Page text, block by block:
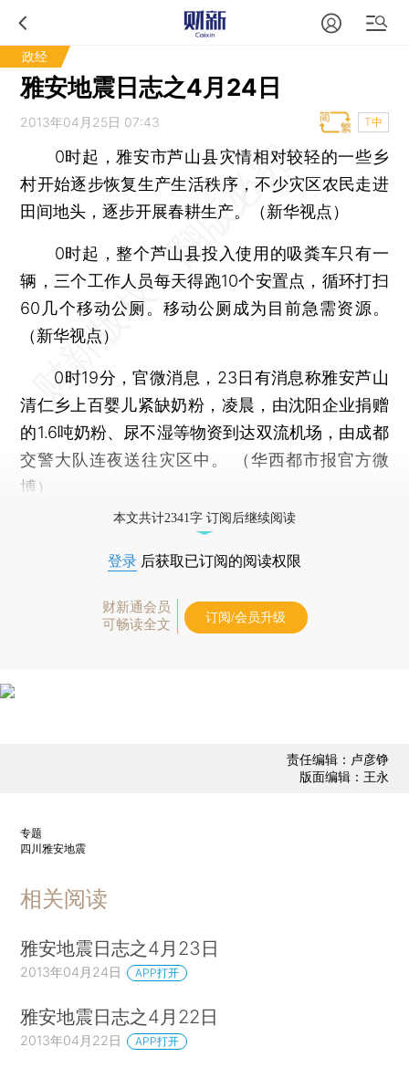
政经
雅安地震日志之4月24日
2013年04月25日 07:43 T中
0时起，雅安市芦山县灾情相对较轻的一些乡
村开始逐步恢复生产生活秩序，不少灾区农民走进
田间地头，逐步开展春耕生产。（新华视点）
0时起，整个芦山县投入使用的吸粪车只有一
辆，三个工作人员每天得跑10个安置点，循环打扫
60几个移动公厕。移动公厕成为目前急需资源。
（新华视点）
0时19分，官微消息，23日有消息称雅安芦山
清仁乡上百婴儿紧缺奶粉，凌晨，由沈阳企业捐赠
的1.6吨奶粉、尿不湿等物资到达双流机场，由成都
交警大队连夜送往灾区中。 （华西都市报官方微
博）
本文共计2341字 订阅后继续阅读
登录 后获取已订阅的阅读权限
财新通会员
可畅读全文
订阅/会员升级
责任编辑：卢彦铮
版面编辑：王永
专题
四川雅安地震
相关阅读
雅安地震日志之4月23日
2013年04月24日 APP打开
雅安地震日志之4月22日
2013年04月22日 APP打开